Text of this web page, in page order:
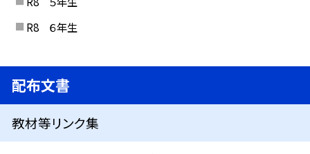
R8 ６年生
配布文書
教材等リンク集